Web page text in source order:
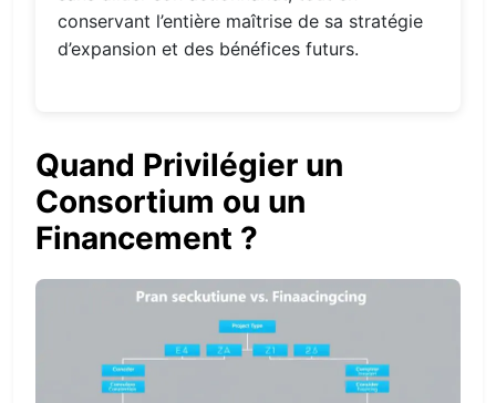
conservant l’entière maîtrise de sa stratégie
d’expansion et des bénéfices futurs.
Quand Privilégier un
Consortium ou un
Financement ?